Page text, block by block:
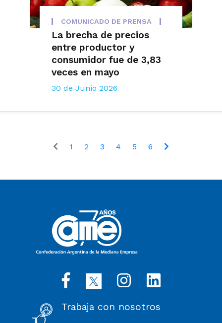
COMUNICADO DE PRENSA
La brecha de precios
entre productor y
consumidor fue de 3,83
veces en mayo
30 de Junio 2026
1 2 3 4 5 6
Trabaja con nosotros